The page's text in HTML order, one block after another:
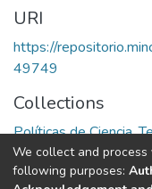
URI
https://
49749
Collections
Políticas de Ciencia,
Full item page
We collect and
following purposes: